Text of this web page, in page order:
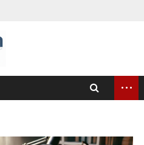
...